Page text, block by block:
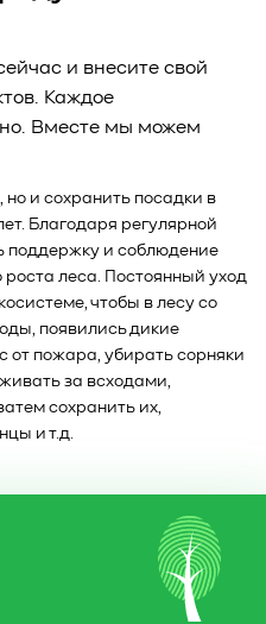
и внесите свой
Каждое
Вместе мы можем
но и сохранить посадки в
Благодаря регулярной
и соблюдение
роста леса. Постоянный уход
чтобы в лесу со
появились дикие
от пожара, убирать сорняки
за всходами,
сохранить их,
и т.д.